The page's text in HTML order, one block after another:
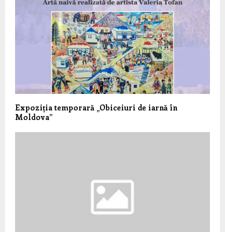
Expoziția temporară „Obiceiuri de iarnă în
Moldova”